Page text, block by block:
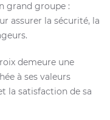
grand groupe :
assurer la sécurité, la
demeure une
à ses valeurs
la satisfaction de sa